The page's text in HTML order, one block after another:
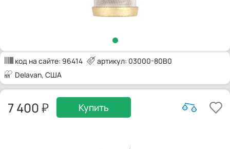
код на сайте: 96414
артикул: 03000-80B0
Delavan, США
7 400 Купить